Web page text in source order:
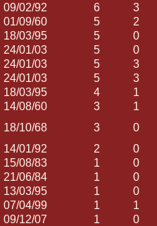
09/02/92 6
3
01/09/60 5
2
18/03/95 5
0
24/01/03 5
0
24/01/03 5
3
24/01/03 5
3
18/03/95 4
1
14/08/60 3
1
18/10/68 3
0
14/01/92 2
0
15/08/83 1
0
21/06/84 1
0
13/03/95 1
0
07/04/99 1
1
09/12/07 1
0